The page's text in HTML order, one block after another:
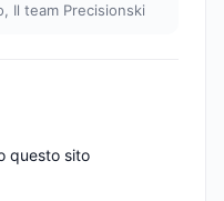
Il team Precisionski
questo sito